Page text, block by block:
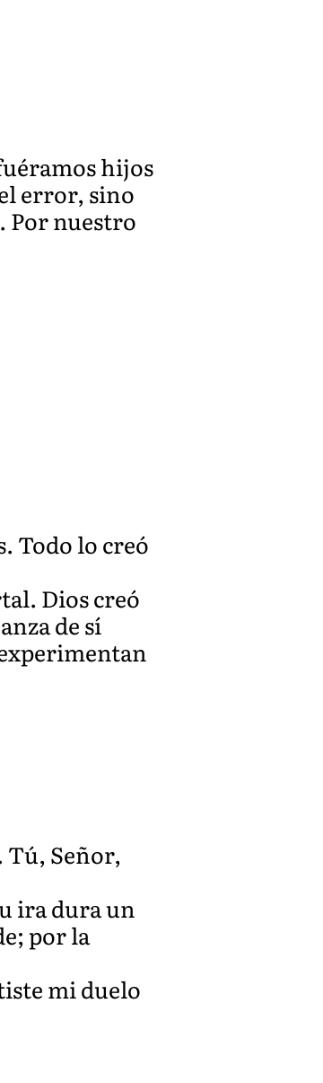
hijos
error, sino
Por nuestro
Todo lo creó
Dios creó
de sí
Tú, Señor,
ira dura un
por la
mi duelo